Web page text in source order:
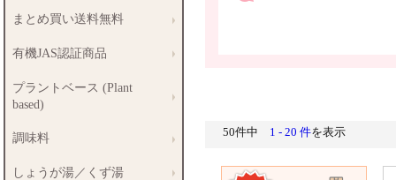
50件中 1 - 20 件を表示
まとめ買い送料無料
有機JAS認証商品
プラントベース (Plant
based)
調味料
しょうが湯／くず湯